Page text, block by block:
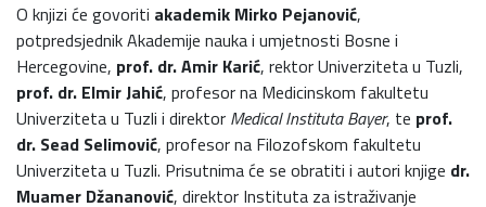
O knjizi će govoriti akademik Mirko Pejanović,
potpredsjednik Akademije nauka i umjetnosti Bosne i
Hercegovine, prof. dr. Amir Karić, rektor Univerziteta u Tuzli,
prof. dr. Elmir Jahić, profesor na Medicinskom fakultetu
Univerziteta u Tuzli i direktor Medical Instituta Bayer, te prof.
dr. Sead Selimović, profesor na Filozofskom fakultetu
Univerziteta u Tuzli. Prisutnima će se obratiti i autori knjige dr.
Muamer Džananović, direktor Instituta za istraživanje